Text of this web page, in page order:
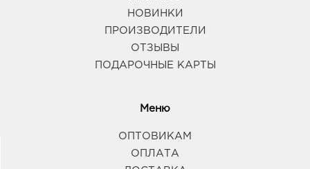
НОВИНКИ
ПРОИЗВОДИТЕЛИ
ОТЗЫВЫ
ПОДАРОЧНЫЕ КАРТЫ
Меню
ОПТОВИКАМ
ОПЛАТА